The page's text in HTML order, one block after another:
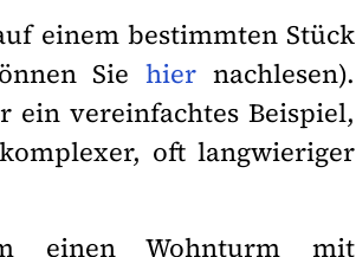
einem bestimmten Stück
Siehier nachlesen).
ein vereinfachtes Beispiel,
oft langwieriger
einen Wohnturm mit